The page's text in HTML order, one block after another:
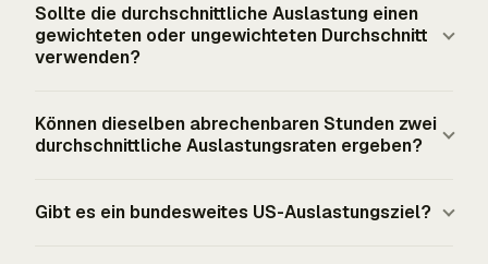
Sollte die durchschnittliche Auslastung einen
gewichteten oder ungewichteten Durchschnitt
verwenden?
Teamkapazitätsplanung meist besser, weil er die
gesamten abrechenbaren Stunden durch die gesamten
addiert die Auslastungsrate jeder Person und teilt durch
Können dieselben abrechenbaren Stunden zwei
durchschnittliche Auslastungsraten ergeben?
unterschiedliche Auslastungsraten, wenn sich der Nenner
Gibt es ein bundesweites US-Auslastungsziel?